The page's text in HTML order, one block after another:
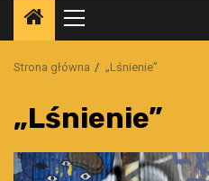
Menu
główne
Strona główna „Lśnienie”
„Lśnienie”